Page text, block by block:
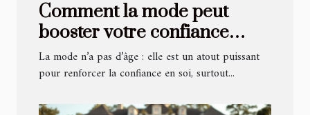
Comment la mode peut
booster votre confiance
pour des rencontres après
50 ans
La mode n’a pas d’âge : elle est un atout puissant
pour renforcer la confiance en soi, surtout...